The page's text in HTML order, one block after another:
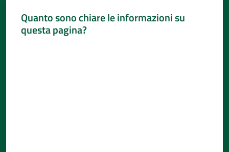
Per
cittadini
Quanto sono chiare le informazioni su
questa pagina?